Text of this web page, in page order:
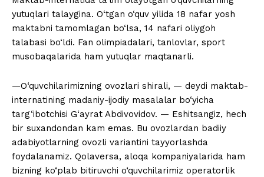
yutuqlari talaygina. O‘tgan o‘quv yilida 18 nafar yosh
maktabni tamomlagan bo‘lsa, 14 nafari oliygoh
talabasi bo‘ldi. Fan olimpiadalari, tanlovlar, sport
musobaqalarida ham yutuqlar maqtanarli.
—O‘quvchilarimizning ovozlari shirali, — deydi maktab-
internatining madaniy-ijodiy masalalar bo‘yicha
targ‘ibotchisi G‘ayrat Abdivovidov. — Eshitsangiz, hech
bir suxandondan kam emas. Bu ovozlardan badiiy
adabiyotlarning ovozli variantini tayyorlashda
foydalanamiz. Qolaversa, aloqa kompaniyalarida ham
bizning ko‘plab bitiruvchi o‘quvchilarimiz operatorlik